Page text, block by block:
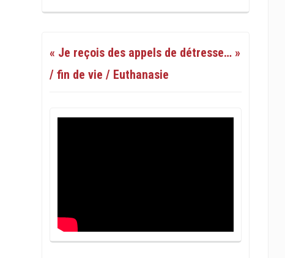
« Je reçois des appels de détresse… »
/ fin de vie / Euthanasie